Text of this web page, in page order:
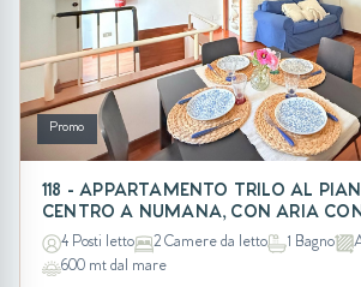
Promo
118 - APPARTAMENTO TRILO AL
CENTRO A NUMANA, CON ARIA
4 Posti letto 2 Camere da letto 1 Bagno
600 mt dal mare